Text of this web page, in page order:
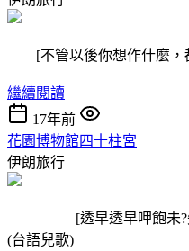
[不管以後你想作什麼，
繼續閱讀
17年前
花園博物館四十柱宮
伊朗旅行
[透早透早呷飽未?失
(台語兒歌)